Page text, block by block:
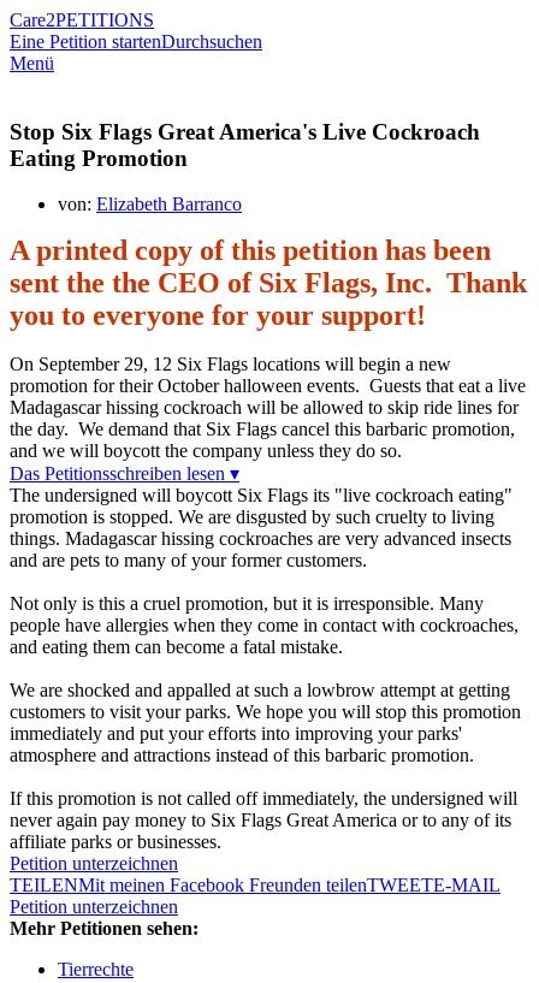
Care2PETITIONS
Eine Petition startenDurchsuchen
Menü
Stop Six Flags Great America's Live Cockroach
Eating Promotion
von: Elizabeth Barranco
A printed copy of this petition has been
sent the the CEO of Six Flags, Inc. Thank
you to everyone for your support!
On September 29, 12 Six Flags locations will begin a new
promotion for their October halloween events. Guests that eat a live
Madagascar hissing cockroach will be allowed to skip ride lines for
the day. We demand that Six Flags cancel this barbaric promotion,
and we will boycott the company unless they do so.
Das Petitionsschreiben lesen ▾
The undersigned will boycott Six Flags its "live cockroach eating"
promotion is stopped. We are disgusted by such cruelty to living
things. Madagascar hissing cockroaches are very advanced insects
and are pets to many of your former customers.
Not only is this a cruel promotion, but it is irresponsible. Many
people have allergies when they come in contact with cockroaches,
and eating them can become a fatal mistake.
We are shocked and appalled at such a lowbrow attempt at getting
customers to visit your parks. We hope you will stop this promotion
immediately and put your efforts into improving your parks'
atmosphere and attractions instead of this barbaric promotion.
If this promotion is not called off immediately, the undersigned will
never again pay money to Six Flags Great America or to any of its
affiliate parks or businesses.
Petition unterzeichnen
TEILENMit meinen Facebook Freunden teilenTWEETE-MAIL
Petition unterzeichnen
Mehr Petitionen sehen:
Tierrechte